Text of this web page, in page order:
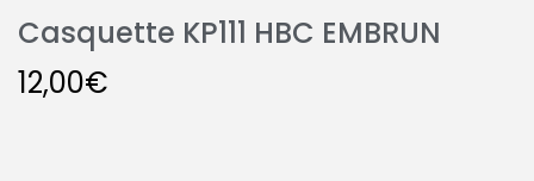
Casquette KP111 HBC EMBRUN
12,00€